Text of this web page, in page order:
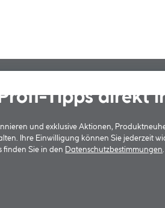
Tipps direkt
und exklusive Aktionen,
Ihre Einwilligung können Sie jederzeit
finden Sie in den
Datenschutzbestimmungen